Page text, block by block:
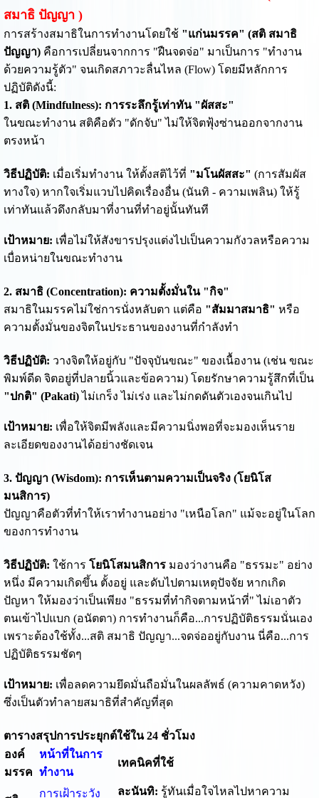
สมาธิ ปัญญา )
การสร้างสมาธิในการทำงานโดยใช้ "แก่นมรรค" (สติ สมาธิ
ปัญญา)คือการเปลี่ยนจากการ "ฝืนจดจ่อ" มาเป็นการ "ทำงาน
ด้วยความรู้ตัว" จนเกิดสภาวะลื่นไหล (Flow) โดยมีหลักการ
ปฏิบัติดังนี้:
1. สติ (Mindfulness): การระลึกรู้เท่าทัน "ผัสสะ"
ในขณะทำงาน สติคือตัว "ดักจับ" ไม่ให้จิตฟุ้งซ่านออกจากงาน
ตรงหน้า
วิธีปฏิบัติ: เมื่อเริ่มทำงาน ให้ตั้งสติไว้ที่ "มโนผัสสะ" (การสัมผัส
ทางใจ) หากใจเริ่มแวบไปคิดเรื่องอื่น (นันทิ - ความเพลิน) ให้รู้
เท่าทันแล้วดึงกลับมาที่งานที่ทำอยู่นั้นทันที
เป้าหมาย: เพื่อไม่ให้สังขารปรุงแต่งไปเป็นความกังวลหรือความ
เบื่อหน่ายในขณะทำงาน
2. สมาธิ (Concentration): ความตั้งมั่นใน "กิจ"
สมาธิในมรรคไม่ใช่การนั่งหลับตา แต่คือ "สัมมาสมาธิ" หรือ
ความตั้งมั่นของจิตในประธานของงานที่กำลังทำ
วิธีปฏิบัติ: วางจิตให้อยู่กับ "ปัจจุบันขณะ" ของเนื้องาน (เช่น ขณะ
พิมพ์ดีด จิตอยู่ที่ปลายนิ้วและข้อความ) โดยรักษาความรู้สึกที่เป็น
"ปกติ" (Pakati)ไม่เกร็ง ไม่เร่ง และไม่กดดันตัวเองจนเกินไป
เป้าหมาย: เพื่อให้จิตมีพลังและมีความนิ่งพอที่จะมองเห็นราย
ละเอียดของงานได้อย่างชัดเจน
3. ปัญญา (Wisdom): การเห็นตามความเป็นจริง (โยนิโส
มนสิการ)
ปัญญาคือตัวที่ทำให้เราทำงานอย่าง "เหนือโลก" แม้จะอยู่ในโลก
ของการทำงาน
วิธีปฏิบัติ: ใช้การ โยนิโสมนสิการมองว่างานคือ "ธรรมะ" อย่าง
หนึ่ง มีความเกิดขึ้น ตั้งอยู่ และดับไปตามเหตุปัจจัย หากเกิด
ปัญหา ให้มองว่าเป็นเพียง "ธรรมที่ทำกิจตามหน้าที่" ไม่เอาตัว
ตนเข้าไปแบก (อนัตตา) การทำงานก็คือ...การปฏิบัติธรรมนั่นเอง
เพราะต้องใช้ทั้ง...สติ สมาธิ ปัญญา...จดจ่ออยู่กับงาน นี่คือ...การ
ปฏิบัติธรรมชัดๆ
เป้าหมาย: เพื่อลดความยึดมั่นถือมั่นในผลลัพธ์ (ความคาดหวัง)
ซึ่งเป็นตัวทำลายสมาธิที่สำคัญที่สุด
ตารางสรุปการประยุกต์ใช้ใน 24 ชั่วโมง
องค์
มรรค
หน้าที่ในการ
ทำงาน
เทคนิคที่ใช้
การเฝ้าระวัง
ละนันทิ: รู้ทันเมื่อใจไหลไปหาความ